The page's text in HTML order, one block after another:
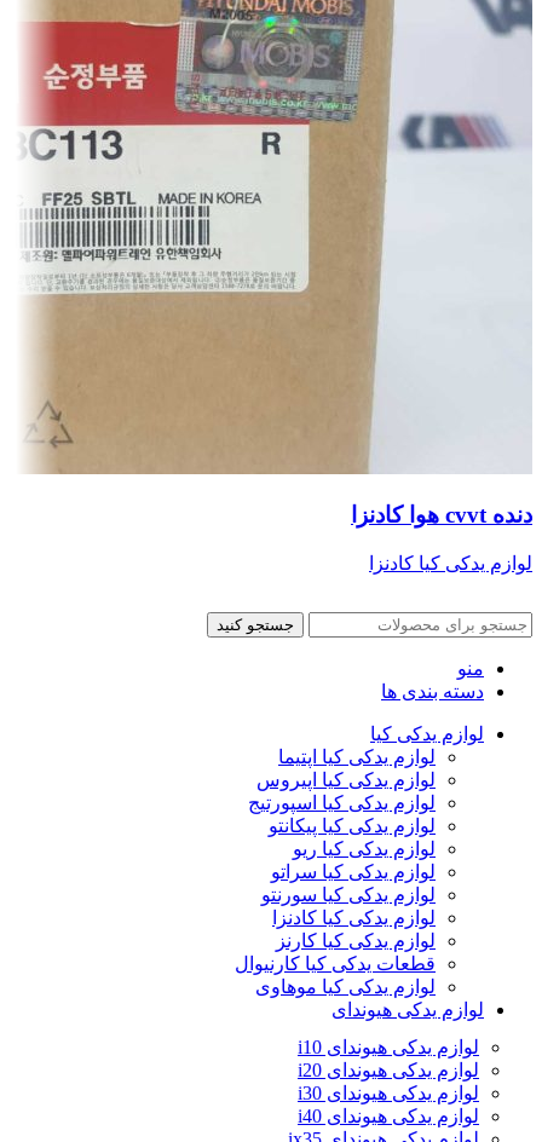
دنده cvvt هوا کادنزا
لوازم یدکی کیا کادنزا
جستجو کنید
منو
دسته بندی ها
لوازم یدکی کیا
لوازم یدکی کیا اپتیما
لوازم یدکی کیا اپیروس
لوازم یدکی کیا اسپورتیج
لوازم یدکی کیا پیکانتو
لوازم یدکی کیا ریو
لوازم یدکی کیا سراتو
لوازم یدکی کیا سورنتو
لوازم یدکی کیا کادنزا
لوازم یدکی کیا کارنز
قطعات یدکی کیا کارنیوال
لوازم یدکی کیا موهاوی
لوازم یدکی هیوندای
لوازم یدکی هیوندای i10
لوازم یدکی هیوندای i20
لوازم یدکی هیوندای i30
لوازم یدکی هیوندای i40